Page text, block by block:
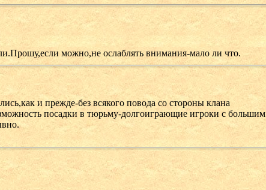
можно,не ослаблять внимания-мало ли что.
и прежде-без всякого повода со стороны клана
посадки в тюрьму-долгоиграющие игроки с большим